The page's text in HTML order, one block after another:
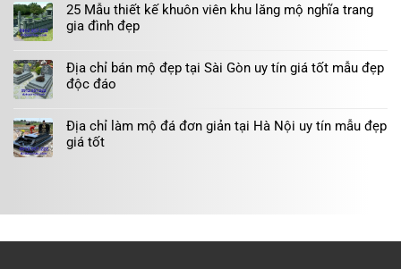
25 Mẫu thiết kế khuôn viên khu lăng mộ nghĩa trang
gia đình đẹp
Địa chỉ bán mộ đẹp tại Sài Gòn uy tín giá tốt mẫu đẹp
độc đáo
Địa chỉ làm mộ đá đơn giản tại Hà Nội uy tín mẫu đẹp
giá tốt